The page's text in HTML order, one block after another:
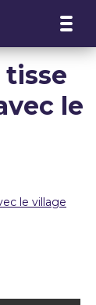
tisse
le
le village